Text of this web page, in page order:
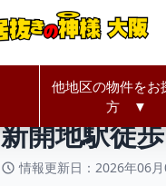
他地区の物件をお
方 ▼
居抜きの神様Home
新開地駅徒
情報更新日：2026年06